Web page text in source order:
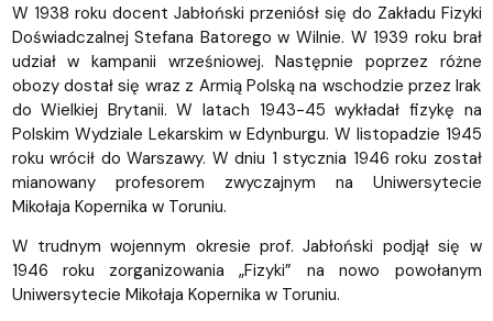
W 1938 roku docent Jabłoński przeniósł się do Zakładu Fizyki
Doświadczalnej Stefana Batorego w Wilnie. W 1939 roku brał
udział w kampanii wrześniowej. Następnie poprzez różne
obozy dostał się wraz z Armią Polską na wschodzie przez Irak
do Wielkiej Brytanii. W latach 1943-45 wykładał fizykę na
Polskim Wydziale Lekarskim w Edynburgu. W listopadzie 1945
roku wrócił do Warszawy. W dniu 1 stycznia 1946 roku został
mianowany profesorem zwyczajnym na Uniwersytecie
Mikołaja Kopernika w Toruniu.
W trudnym wojennym okresie prof. Jabłoński podjął się w
1946 roku zorganizowania „Fizyki” na nowo powołanym
Uniwersytecie Mikołaja Kopernika w Toruniu.